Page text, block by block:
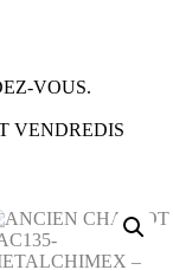
VOUS.
VENDREDIS